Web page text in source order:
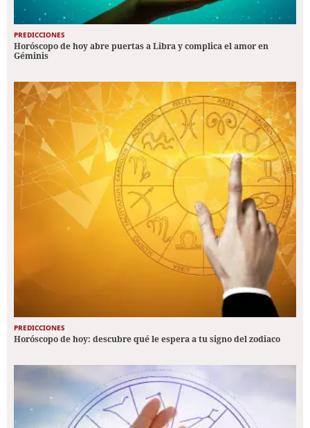
PREDICCIONES
Horóscopo de hoy abre puertas a Libra y complica el amor en
Géminis
PREDICCIONES
Horóscopo de hoy: descubre qué le espera a tu signo del zodiaco